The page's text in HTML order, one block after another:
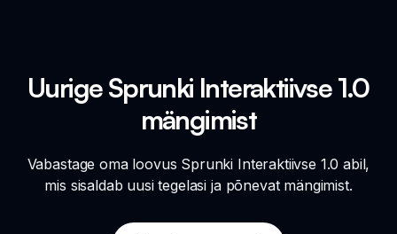
Uurige Sprunki Interaktiivse 1.0
mängimist
Vabastage oma loovus Sprunki Interaktiivse 1.0 abil,
mis sisaldab uusi tegelasi ja põnevat mängimist.